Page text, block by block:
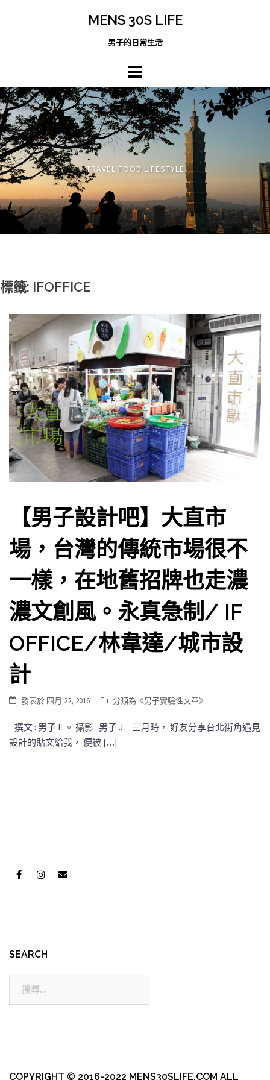
MENS 30S LIFE
男子的日常生活
TRAVEL FOOD LIFESTYLE
標籤: IFOFFICE
【男子設計吧】大直市
場，台灣的傳統市場很不
一樣，在地舊招牌也走濃
濃文創風。永真急制/ IF
OFFICE/林韋達/城市設
計
發表於 四月 22, 2016 分類為《男子實驗性文章》
撰文 : 男子 E 。 攝影 : 男子 J 三月時， 好友分享台北街角遇見
設計的貼文給我， 便被 […]
SEARCH
COPYRIGHT © 2016-2022 MENS30SLIFE.COM ALL